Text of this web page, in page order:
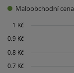
Maloobchodní cena